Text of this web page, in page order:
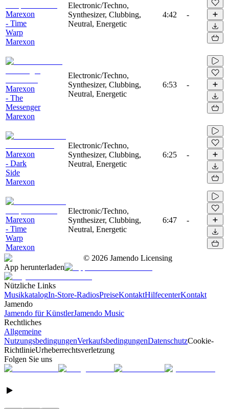
Marexon
- Time
Warp
Marexon
Electronic/Techno,
Synthesizer, Clubbing,
Neutral, Energetic
4:42 -
Marexon
- The
Messenger
Marexon
Electronic/Techno,
Synthesizer, Clubbing,
Neutral, Energetic
6:53 -
Marexon
- Dark
Side
Marexon
Electronic/Techno,
Synthesizer, Clubbing,
Neutral, Energetic
6:25 -
Marexon
- Time
Warp
Marexon
Electronic/Techno,
Synthesizer, Clubbing,
Neutral, Energetic
6:47 -
© 2026 Jamendo Licensing
App herunterladen
Nützliche Links
MusikkatalogIn-Store-RadiosPreiseKontaktHilfecenterKontakt
Jamendo
Jamendo für KünstlerJamendo Music
Rechtliches
Allgemeine
NutzungsbedingungenVerkaufsbedingungenDatenschutzCookie-
RichtlinieUrheberrechtsverletzung
Folgen Sie uns